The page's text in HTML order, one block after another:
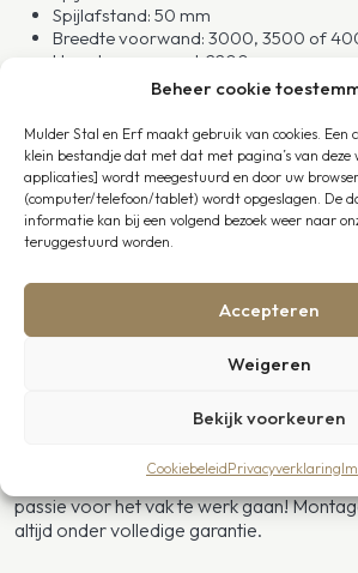
Beheer cookie
Mulder Stal en Erf maakt gebruik van cookies. Een
klein bestandje dat met dat met pagina’s van deze
applicaties] wordt meegestuurd en door uw
(computer/telefoon/tablet) wordt opgeslagen. De
informatie kan bij een volgend bezoek weer naar
teruggestuurd worden.
Accepteren
Weigeren
Bekijk voorkeuren
CookiebeleidPrivacyverklaring
Spijlafstand: 50 mm
Breedte voorwand: 3000, 3500 of
Hoogte voorwand: 2200 mm
Materiaal: thermisch verzinkt staal
Draairichting: links of rechts
Onderhoudsvrije en stijlvolle planken
Zwart gecoat staal
Wilt u uw paardenstal voorzien van een
contact met ons op voor prijzen en
Extra mogelijkheden voor uw
voorwand en montage
Wilt u graag geholpen worden bij het
paardenstal? Wij staan graag voor u
ontzorgen bieden wij montage op locatie
Nederland. U kunt vertrouwen op onze
passie voor het vak te werk gaan!
altijd onder volledige garantie.